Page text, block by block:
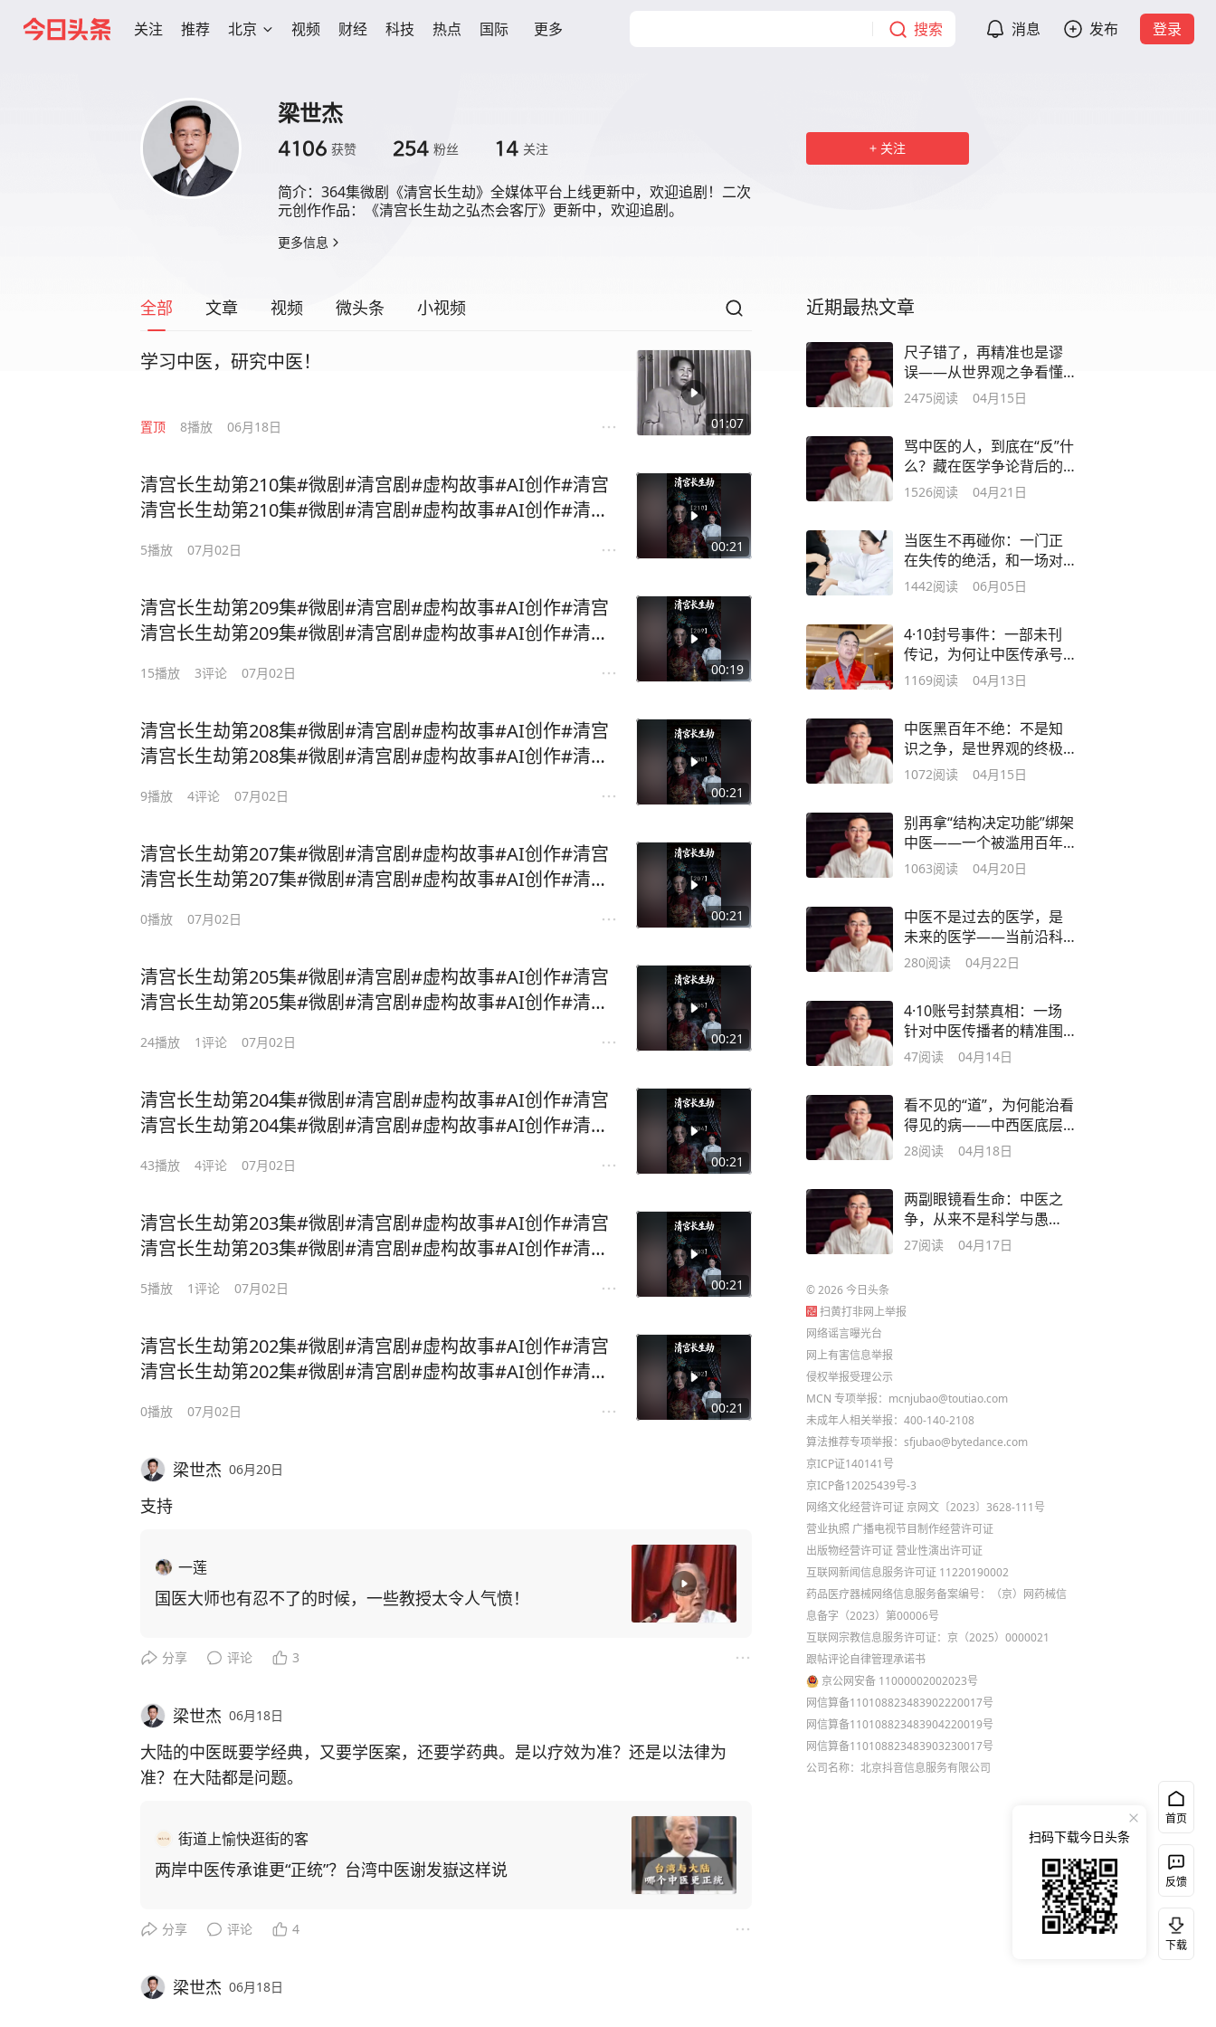
关注 推荐 北京 视频 财经 科技 热点 国际 更多 搜索 消息 发布 登录
梁世杰
4106 获赞 254 粉丝 14 关注
简介： 364集微剧《清宫长生劫》全媒体平台上线更新中，欢迎追剧！二次
元创作作品：《清宫长生劫之弘杰会客厅》更新中，欢迎追剧。
更多信息
关注
全部 文章 视频 微头条 小视频
01:07
学习中医，研究中医！
置顶 8播放 06月18日
00:21
清宫长生劫第210集#微剧#清宫剧#虚构故事#AI创作#清宫
清宫长生劫第210集#微剧#清宫剧#虚构故事#AI创作#清宫
5播放 07月02日
00:19
清宫长生劫第209集#微剧#清宫剧#虚构故事#AI创作#清宫
清宫长生劫第209集#微剧#清宫剧#虚构故事#AI创作#清宫
15播放 3评论 07月02日
00:21
清宫长生劫第208集#微剧#清宫剧#虚构故事#AI创作#清宫
清宫长生劫第208集#微剧#清宫剧#虚构故事#AI创作#清宫
9播放 4评论 07月02日
00:21
清宫长生劫第207集#微剧#清宫剧#虚构故事#AI创作#清宫
清宫长生劫第207集#微剧#清宫剧#虚构故事#AI创作#清宫
0播放 07月02日
00:21
清宫长生劫第205集#微剧#清宫剧#虚构故事#AI创作#清宫
清宫长生劫第205集#微剧#清宫剧#虚构故事#AI创作#清宫
24播放 1评论 07月02日
00:21
清宫长生劫第204集#微剧#清宫剧#虚构故事#AI创作#清宫
清宫长生劫第204集#微剧#清宫剧#虚构故事#AI创作#清宫
43播放 4评论 07月02日
00:21
清宫长生劫第203集#微剧#清宫剧#虚构故事#AI创作#清宫
清宫长生劫第203集#微剧#清宫剧#虚构故事#AI创作#清宫
5播放 1评论 07月02日
00:21
清宫长生劫第202集#微剧#清宫剧#虚构故事#AI创作#清宫
清宫长生劫第202集#微剧#清宫剧#虚构故事#AI创作#清宫
0播放 07月02日
梁世杰 06月20日
支持
一莲
国医大师也有忍不了的时候，一些教授太令人气愤！
分享 评论 3
梁世杰 06月18日
大陆的中医既要学经典，又要学医案，还要学药典。是以疗效为准？还是以法律为
准？在大陆都是问题。
街道上愉快逛街的客
两岸中医传承谁更“正统”？台湾中医谢发嶽这样说
分享 评论 4
梁世杰 06月18日
近期最热文章
尺子错了，再精准也是谬
误——从世界观之争看懂
中医百年争议
2475阅读 04月15日
骂中医的人，到底在“反”什
么？藏在医学争论背后的
自卑与心结
1526阅读 04月21日
当医生不再碰你：一门正
在失传的绝活，和一场对
中医的集体傲慢
1442阅读 06月05日
4·10封号事件：一部未刊
传记，为何让中医传承号
遭遇“无辩之罚”
1169阅读 04月13日
中医黑百年不绝：不是知
识之争，是世界观的终极
对决
1072阅读 04月15日
别再拿“结构决定功能”绑架
中医——一个被滥用百年
的科学教条
1063阅读 04月20日
中医不是过去的医学，是
未来的医学——当前沿科
学追上东方智慧
280阅读 04月22日
4·10账号封禁真相：一场
针对中医传播者的精准围
剿，国家该出手了
47阅读 04月14日
看不见的“道”，为何能治看
得见的病——中西医底层
冲突不在医术
28阅读 04月18日
两副眼镜看生命：中医之
争，从来不是科学与愚
昧，是世界观的对决
27阅读 04月17日
©2026今日头条
扫黄打非网上举报
网络谣言曝光台
网上有害信息举报
侵权举报受理公示
MCN 专项举报：mcnjubao@toutiao.com
未成年人相关举报：400-140-2108
算法推荐专项举报：sfjubao@bytedance.com
京ICP证140141号
京ICP备12025439号-3
网络文化经营许可证 京网文〔2023〕3628-111号
营业执照 广播电视节目制作经营许可证
出版物经营许可证 营业性演出许可证
互联网新闻信息服务许可证 11220190002
药品医疗器械网络信息服务备案编号：（京）网药械信
息备字（2023）第00006号
互联网宗教信息服务许可证：京（2025）0000021
跟帖评论自律管理承诺书
京公网安备 11000002002023号
网信算备110108823483902220017号
网信算备110108823483904220019号
网信算备110108823483903230017号
公司名称：北京抖音信息服务有限公司
首页
反馈
下载
扫码下载今日头条